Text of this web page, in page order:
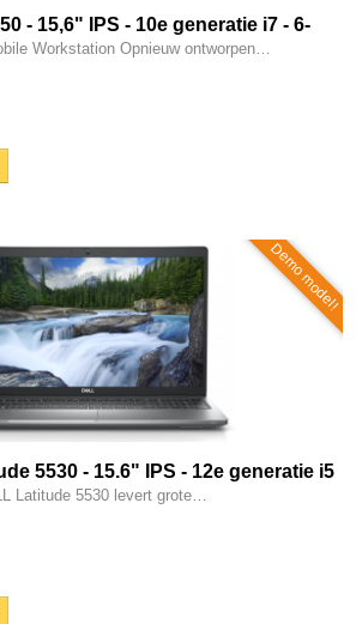
- 15,6" IPS - 10e generatie i7 - 6-
SSD - 2x Thunderbolt - Nvidia
Workstation Opnieuw ontworpen…
Demo model!
5530 - 15.6" IPS - 12e generatie i5
M.2 NVMe - 12e gen Intel UHD
Latitude 5530 levert grote…